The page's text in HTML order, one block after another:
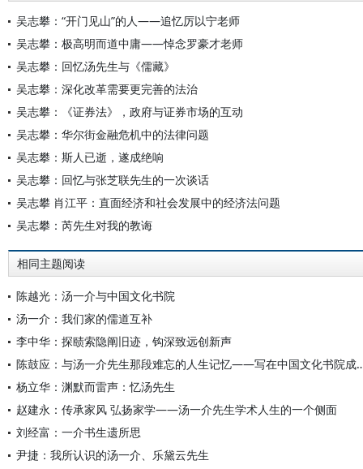
吴志攀：“开门见山”的人——追忆厉以宁老师
吴志攀：极高明而道中庸——悼念罗豪才老师
吴志攀：回忆汤先生与《儒藏》
吴志攀：深化改革需要更完善的法治
吴志攀：《证券法》，政府与证券市场的互动
吴志攀：华尔街金融危机中的法律问题
吴志攀：斯人已逝，遂成绝响
吴志攀：回忆与张芝联先生的一次谈话
吴志攀 肖江平：直面经济和社会发展中的经济法问题
吴志攀：芮先生对我的教诲
相同主题阅读
陈越光：汤一介与中国文化书院
汤一介：我们家的儒道互补
李中华：探赜索隐阐旧迹，钩深致远创新声
陈鼓应：与汤一介先生那段难忘
杨立华：渊默而雷声：忆汤先生
赵建永：传承家风 弘扬家学——汤一介先生学术人生的一个侧面
刘经富：一介书生遗所思
尹捷：我所认识的汤一介、乐黛云先生